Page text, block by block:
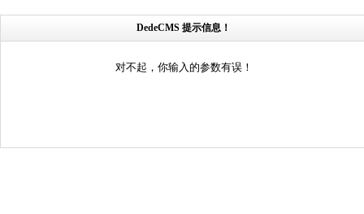
DedeCMS 提示信息！
对不起，你输入的参数有误！